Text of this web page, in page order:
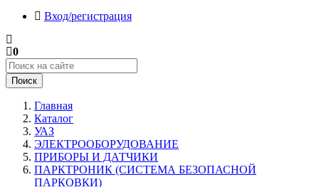
Вход/регистрация
0
Поиск
Главная
Каталог
УАЗ
ЭЛЕКТРООБОРУДОВАНИЕ
ПРИБОРЫ И ДАТЧИКИ
ПАРКТРОНИК (СИСТЕМА БЕЗОПАСНОЙ
ПАРКОВКИ)